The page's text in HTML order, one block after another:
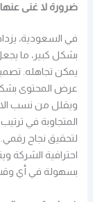
ضرورة لا غنى عنها
في السعودية،
بشكل كبير، ما
يمكن تجاهله.
عرض المحتوى
ويقلل من نسب
المتجاوبة في
لتحقيق نجاح
احترافية الشركة
بسهولة في أي